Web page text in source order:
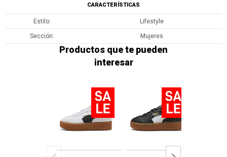
CARACTERÍSTICAS
Estilo
Lifestyle
Sección
Mujeres
Productos que te pueden
interesar